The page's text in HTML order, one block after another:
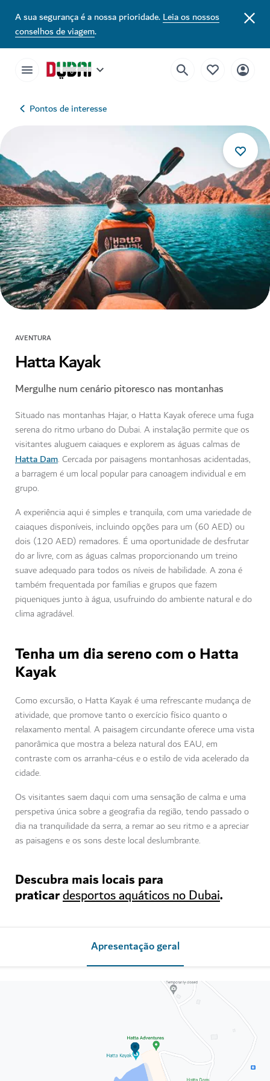
A sua segurança é a nossa prioridade.Leia os nossos
conselhos de viagem.
Pontos de interesse
AVENTURA
Hatta Kayak
Mergulhe num cenário pitoresco nas montanhas
Situado nas montanhas Hajar, o Hatta Kayak oferece uma fuga
serena do ritmo urbano do Dubai. A instalação permite que os
visitantes aluguem caiaques e explorem as águas calmas de
Hatta Dam. Cercada por paisagens montanhosas acidentadas,
a barragem é um local popular para canoagem individual e em
grupo.
A experiência aqui é simples e tranquila, com uma variedade de
caiaques disponíveis, incluindo opções para um (60 AED) ou
dois (120 AED) remadores. É uma oportunidade de desfrutar
do ar livre, com as águas calmas proporcionando um treino
suave adequado para todos os níveis de habilidade. A zona é
também frequentada por famílias e grupos que fazem
piqueniques junto à água, usufruindo do ambiente natural e do
clima agradável.
Tenha um dia sereno com o Hatta
Kayak
Como excursão, o Hatta Kayak é uma refrescante mudança de
atividade, que promove tanto o exercício físico quanto o
relaxamento mental. A paisagem circundante oferece uma vista
panorâmica que mostra a beleza natural dos EAU, em
contraste com os arranha-céus e o estilo de vida acelerado da
cidade.
Os visitantes saem daqui com uma sensação de calma e uma
perspetiva única sobre a geografia da região, tendo passado o
dia na tranquilidade da serra, a remar ao seu ritmo e a apreciar
as paisagens e os sons deste local deslumbrante.
Descubra mais locais para
praticardesportos aquáticos no Dubai.
Apresentação geral